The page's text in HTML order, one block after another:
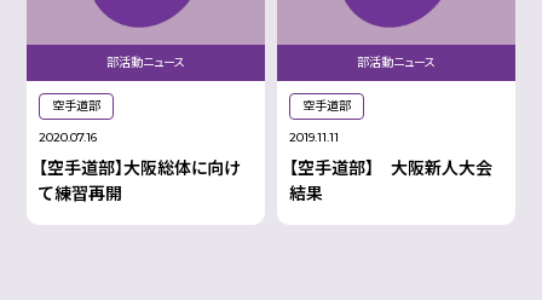
2020.07.16
部活動ニュース
空手道部
【空手道部】大阪総体に向け
て練習再開
2019.11.11
部活動ニュース
空手道部
【空手道部】 大阪新人大会
結果